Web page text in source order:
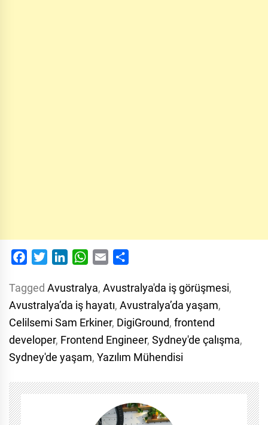
FacebookTwitterLinkedInWhatsApp
Email
Tagged Avustralya, Avustralya'da iş görüşmesi,
Avustralya’da iş hayatı, Avustralya’da yaşam,
Celilsemi Sam Erkiner, DigiGround, frontend
developer, Frontend Engineer, Sydney'de çalışma,
Sydney'de yaşam, Yazılım Mühendisi